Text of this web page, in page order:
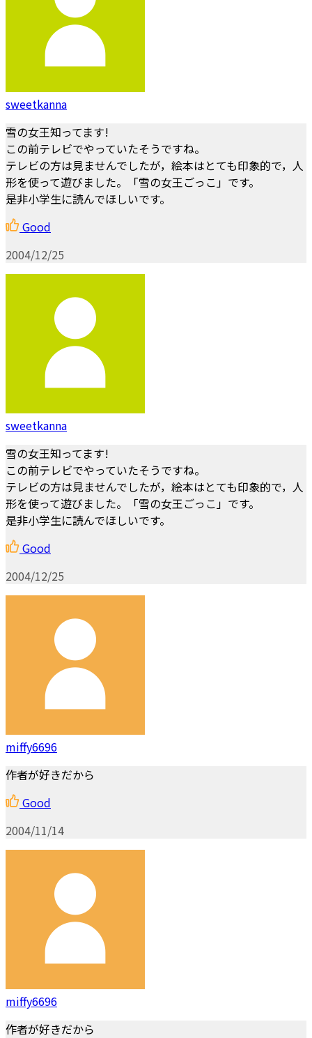
sweetkanna
雪の女王知ってます!
この前テレビでやっていたそうですね。
テレビの方は見ませんでしたが，絵本はとても印象的で，人
形を使って遊びました。「雪の女王ごっこ」です。
是非小学生に読んでほしいです。
Good
2004/12/25
sweetkanna
雪の女王知ってます!
この前テレビでやっていたそうですね。
テレビの方は見ませんでしたが，絵本はとても印象的で，人
形を使って遊びました。「雪の女王ごっこ」です。
是非小学生に読んでほしいです。
Good
2004/12/25
miffy6696
作者が好きだから
Good
2004/11/14
miffy6696
作者が好きだから